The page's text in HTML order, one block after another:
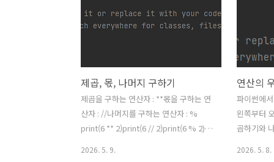
를 하면,
음이 출력된
제곱, 몫, 나머지 구하기
제곱을 구하는 연산자 : **몫을 구하는 연
산자 : //나머지를 구하는 연산자 : %
print(6 ** 2)print(6 // 2)print(6 % 2) 이
2026. 5. 9.
연산의
파이썬에
왼쪽부터
곱하기와
2026. 5. 8.